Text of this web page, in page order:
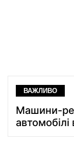
ВАЖЛИВО
Машини-
автомобілі